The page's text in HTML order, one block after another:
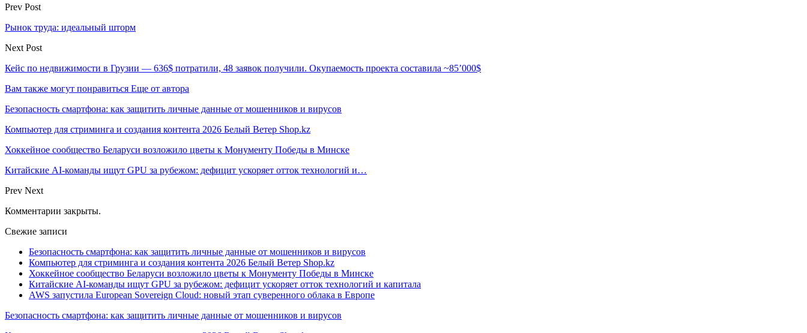
Prev Post
Рынок труда: идеальный шторм
Next Post
Кейс по недвижимости в Грузии — 636$ потратили, 48 заявок получили. Окупаемость проекта составила ~85’000$
Вам также могут понравиться Еще от автора
Безопасность смартфона: как защитить личные данные от мошенников и вирусов
Компьютер для стриминга и создания контента 2026 Белый Ветер Shop.kz
Хоккейное сообщество Беларуси возложило цветы к Монументу Победы в Минске
Китайские AI-команды ищут GPU за рубежом: дефицит ускоряет отток технологий и…
Prev Next
Комментарии закрыты.
Свежие записи
Безопасность смартфона: как защитить личные данные от мошенников и вирусов
Компьютер для стриминга и создания контента 2026 Белый Ветер Shop.kz
Хоккейное сообщество Беларуси возложило цветы к Монументу Победы в Минске
Китайские AI-команды ищут GPU за рубежом: дефицит ускоряет отток технологий и капитала
AWS запустила European Sovereign Cloud: новый этап суверенного облака в Европе
Безопасность смартфона: как защитить личные данные от мошенников и вирусов